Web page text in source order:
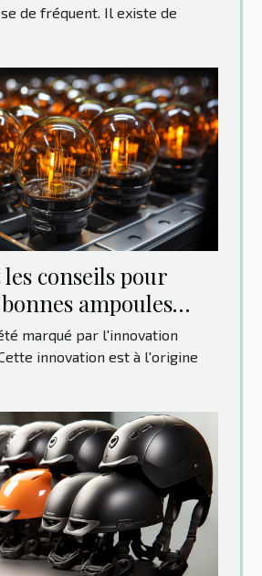
de fréquent. Il existe de
conseils pour
ampoules
?
marqué par l'innovation
innovation est à l'origine